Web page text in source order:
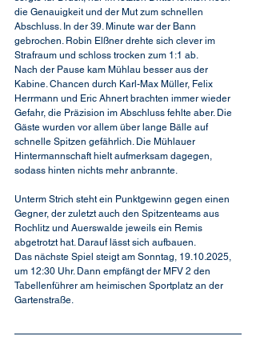
die Genauigkeit und der Mut zum schnellen
Abschluss. In der 39. Minute war der Bann
gebrochen. Robin Elßner drehte sich clever im
Strafraum und schloss trocken zum 1:1 ab.
Nach der Pause kam Mühlau besser aus der
Kabine. Chancen durch Karl-Max Müller, Felix
Herrmann und Eric Ahnert brachten immer wieder
Gefahr, die Präzision im Abschluss fehlte aber. Die
Gäste wurden vor allem über lange Bälle auf
schnelle Spitzen gefährlich. Die Mühlauer
Hintermannschaft hielt aufmerksam dagegen,
sodass hinten nichts mehr anbrannte.
Unterm Strich steht ein Punktgewinn gegen einen
Gegner, der zuletzt auch den Spitzenteams aus
Rochlitz und Auerswalde jeweils ein Remis
abgetrotzt hat. Darauf lässt sich aufbauen.
Das nächste Spiel steigt am Sonntag, 19.10.2025,
um 12:30 Uhr. Dann empfängt der MFV 2 den
Tabellenführer am heimischen Sportplatz an der
Gartenstraße.